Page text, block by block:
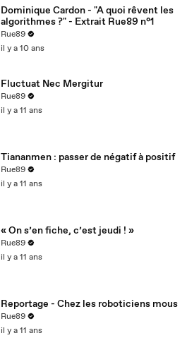
Dominique Cardon - "A quoi rêvent les
algorithmes ?" - Extrait Rue89 n°1
Rue89
il y a 10 ans
Fluctuat Nec Mergitur
Rue89
il y a 11 ans
Tiananmen : passer de négatif à positif
Rue89
il y a 11 ans
« On s’en fiche, c’est jeudi ! »
Rue89
il y a 11 ans
Reportage - Chez les roboticiens mous
Rue89
il y a 11 ans